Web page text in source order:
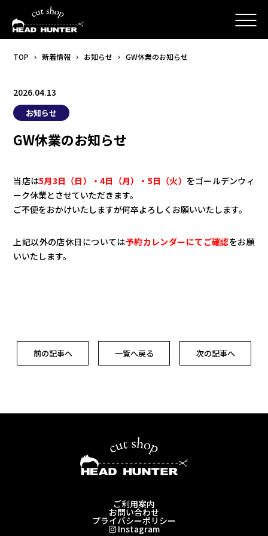
TOP 新着情報 お知らせ GW休業のお知らせ
2026.04.13
お知らせ
GW休業のお知らせ
当店は5月3日（日）・4日（月）・5日（火） をゴールデンウィ
ーク休業とさせていただきます。
ご不便をおかけいたしますが何卒よろしくお願いいたします。
上記以外の店休日については予約カレンダーにてご確認をお願
いいたします。
前の記事へ 一覧へ戻る 次の記事へ
ご利用案内
お問い合わせ
プライバシーポリシー
Instagram